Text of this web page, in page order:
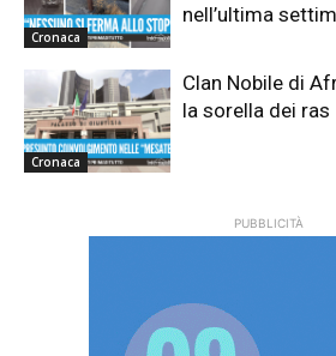
Cronaca
nell’ultima
Cronaca
Clan Nobile di
la sorella dei ras
PUBBLICITÀ